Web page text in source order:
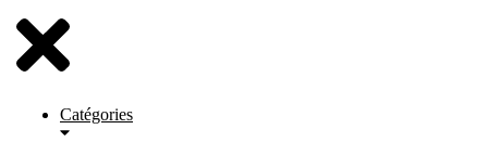
Catégories